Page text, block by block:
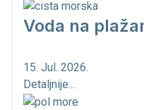
Voda na
15. Jul. 2026.
Detaljnije...